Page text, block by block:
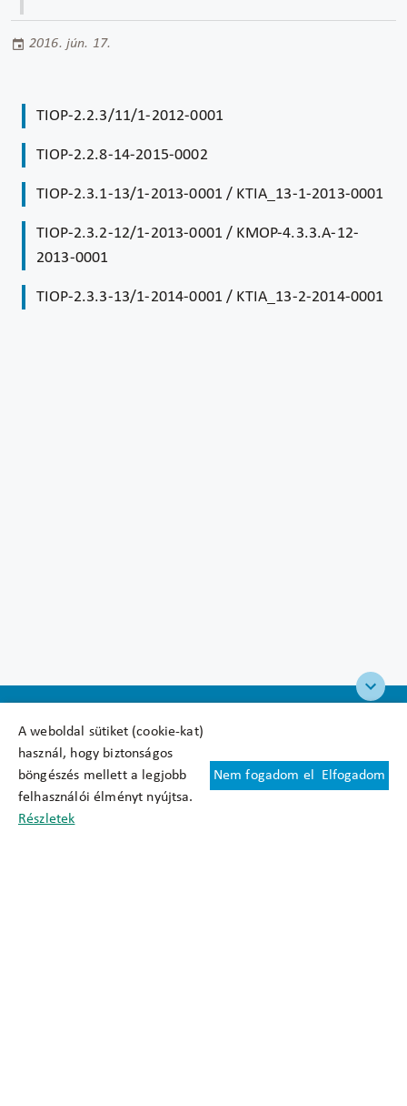
A weboldal sütiket (cookie-kat)
használ, hogy biztonságos
böngészés mellett a legjobb
felhasználói élményt nyújtsa.
Részletek
Nem fogadom el Elfogadom
2016. jún. 17.
TIOP-2.2.3/11/1-2012-0001
TIOP-2.2.8-14-2015-0002
TIOP-2.3.1-13/1-2013-0001 / KTIA_13-1-2013-0001
TIOP-2.3.2-12/1-2013-0001 / KMOP-4.3.3.A-12-
2013-0001
TIOP-2.3.3-13/1-2014-0001 / KTIA_13-2-2014-0001
Felhasználási feltételek